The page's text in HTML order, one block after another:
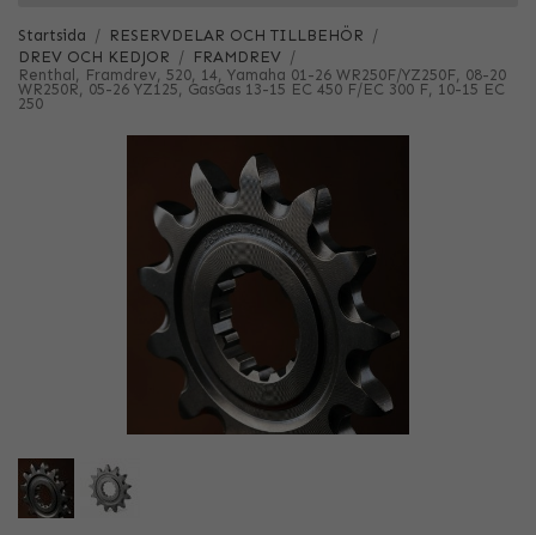
Startsida / RESERVDELAR OCH TILLBEHÖR /
DREV OCH KEDJOR / FRAMDREV /
Renthal, Framdrev, 520, 14, Yamaha 01-26 WR250F/YZ250F, 08-20
WR250R, 05-26 YZ125, GasGas 13-15 EC 450 F/EC 300 F, 10-15 EC
250